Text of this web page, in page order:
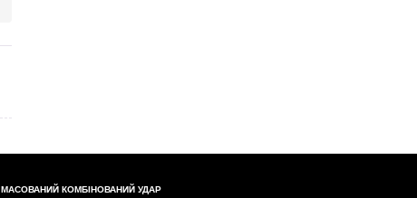
МАСОВАНИЙ КОМБІНОВАНИЙ УДАР